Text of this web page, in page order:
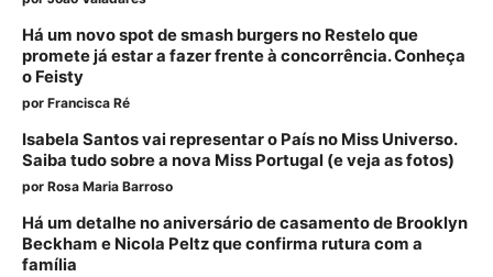
Há um novo spot de smash burgers no Restelo que
promete já estar a fazer frente à concorrência. Conheça
o Feisty
por Francisca Ré
Isabela Santos vai representar o País no Miss Universo.
Saiba tudo sobre a nova Miss Portugal (e veja as fotos)
por Rosa Maria Barroso
Há um detalhe no aniversário de casamento de Brooklyn
Beckham e Nicola Peltz que confirma rutura com a
família